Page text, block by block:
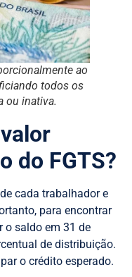
ao
todos os
ou inativa.
do FGTS?
cada trabalhador e
para encontrar
o saldo em 31 de
de distribuição.
o crédito esperado.